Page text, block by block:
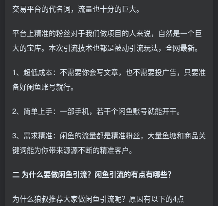
交易平台的代名词，流量也十分的巨大。
平台上精准的粉丝对于我们做项目的人来说，自然是一个巨
大的宝库。本次引流技术也都是被动引流玩法，全网最新。
1、超低成本：不需要你会写文章，也不需要投广告，只要准
备好闲鱼账号就行。
2、简单上手：一部手机，若干个闲鱼账号就能开干。
3、需求精准：闲鱼的流量都是精准粉丝，大量鱼塘和商品关
键词能为你带来源源不断的精准客户。
二 为什么要做闲鱼引流？闲鱼引流的有点有哪些？
为什么狼叔推荐大家做闲鱼引流呢？原因有以下的4点